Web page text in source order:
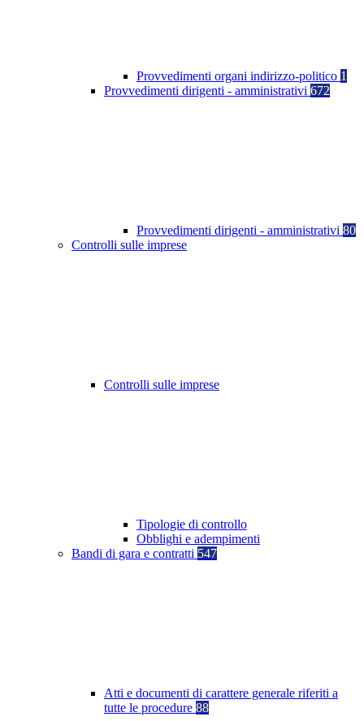
Provvedimenti organi indirizzo-politico 1
Provvedimenti dirigenti - amministrativi 672
Provvedimenti dirigenti - amministrativi 80
Controlli sulle imprese
Controlli sulle imprese
Tipologie di controllo
Obblighi e adempimenti
Bandi di gara e contratti 547
Atti e documenti di carattere generale riferiti a
tutte le procedure 88